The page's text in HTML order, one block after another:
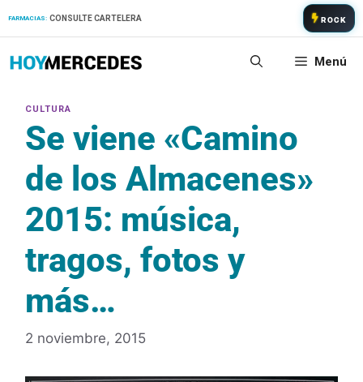
FARMACIAS: CONSULTE CARTELERA ROCK
Menú
Se viene «Camino
de los Almacenes»
2015: música,
tragos, fotos y
más…
2 noviembre, 2015